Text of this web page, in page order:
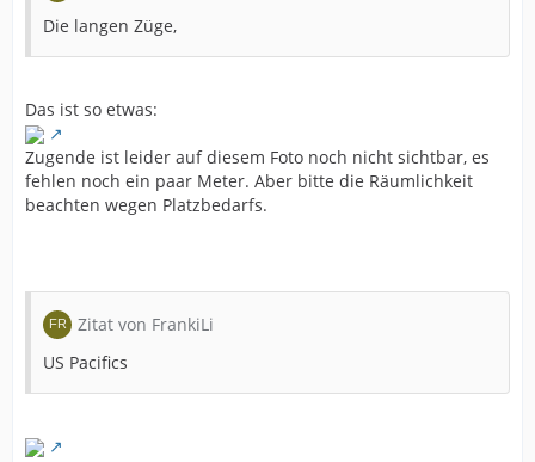
Die langen Züge,
Das ist so etwas:
Zugende ist leider auf diesem Foto noch nicht sichtbar, es
fehlen noch ein paar Meter. Aber bitte die Räumlichkeit
beachten wegen Platzbedarfs.
Zitat von FrankiLi
US Pacifics